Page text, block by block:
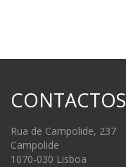
CONTACTOS
Rua de Campolide, 237
Campolide
1070-030 Lisboa